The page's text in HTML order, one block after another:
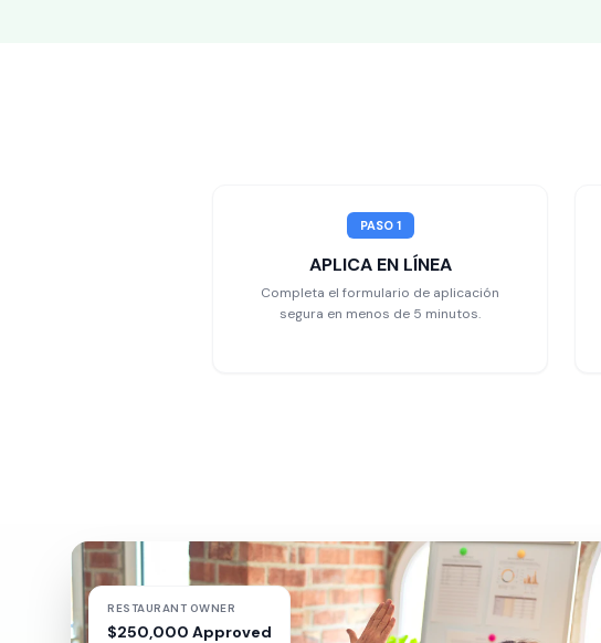
PASO 1
APLICA EN LÍNEA
Completa el formulario de aplicación
segura en menos de 5 minutos.
RESTAURANT OWNER
$250,000 Approved